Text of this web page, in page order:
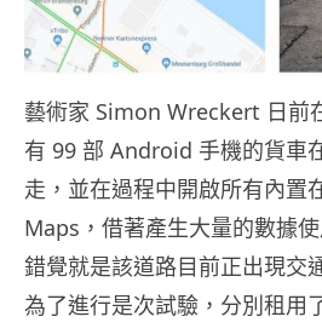
藝術家 Simon Wreckert 日前
有 99 部 Android 手機的貨車
走，並在過程中開啟所有內置
Maps，借著產生大量的數據
錯覺就是該道路目前正出現交
為了進行是次試驗，分別租用